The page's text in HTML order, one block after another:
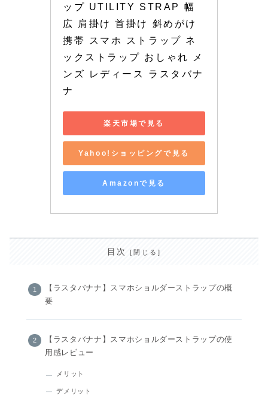
ップ UTILITY STRAP 幅
広 肩掛け 首掛け 斜めがけ
携帯 スマホ ストラップ ネ
ックストラップ おしゃれ メ
ンズ レディース ラスタバナ
ナ
楽天市場で見る
Yahoo!ショッピングで見る
Amazonで見る
目次
【ラスタバナナ】スマホショルダーストラップの概
要
【ラスタバナナ】スマホショルダーストラップの使
用感レビュー
メリット
デメリット